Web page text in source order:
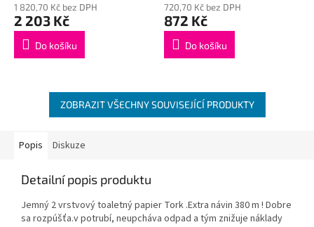
1 820,70 Kč bez DPH
2 203 Kč
Do košíku
720,70 Kč bez DPH
872 Kč
Do košíku
ZOBRAZIT VŠECHNY SOUVISEJÍCÍ PRODUKTY
Popis Diskuze
Detailní popis produktu
Jemný 2 vrstvový toaletný papier Tork .Extra návin 380 m ! Dobre
sa rozpúšťa.v potrubí, neupcháva odpad a tým znižuje náklady